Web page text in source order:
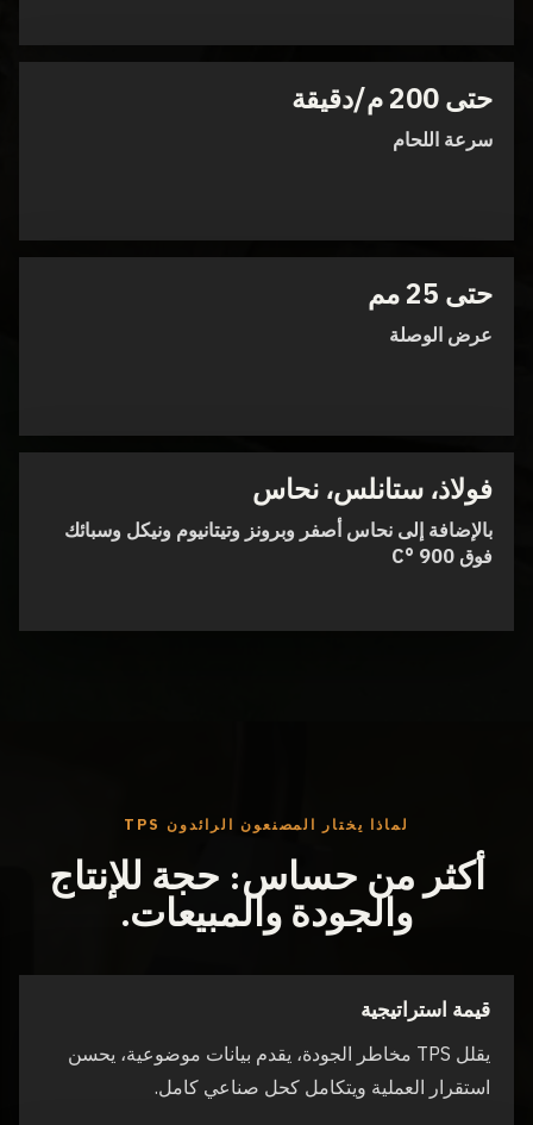
حتى 200 م/دقيقة
سرعة اللحام
حتى 25 مم
عرض الوصلة
فولاذ، ستانلس، نحاس
بالإضافة إلى نحاس أصفر وبرونز وتيتانيوم ونيكل وسبائك
فوق 900 °C
لماذا يختار المصنعون الرائدون TPS
أكثر من حساس: حجة للإنتاج
والجودة والمبيعات.
قيمة استراتيجية
يقلل TPS مخاطر الجودة، يقدم بيانات موضوعية، يحسن
استقرار العملية ويتكامل كحل صناعي كامل.